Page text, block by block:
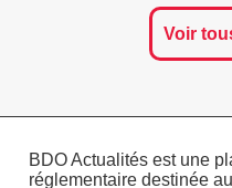
Voir
BDO Actualités est une
réglementaire destinée